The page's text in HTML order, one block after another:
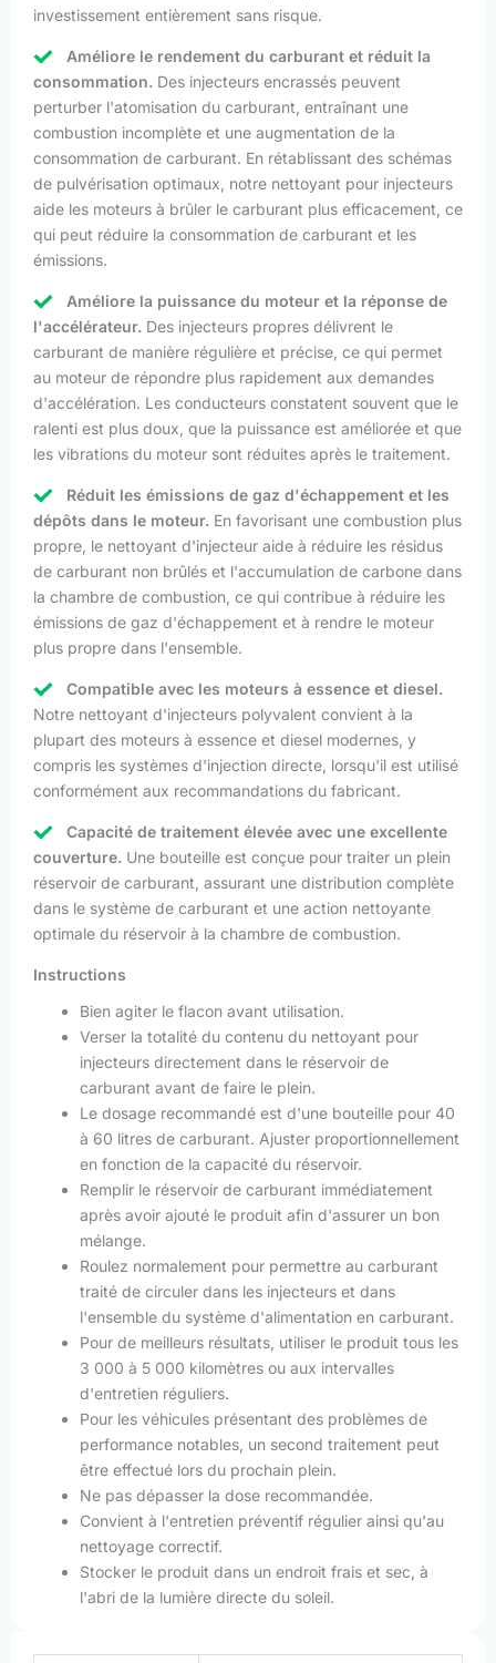
investissement entièrement sans risque.
Améliore le rendement du carburant et réduit la
consommation. Des injecteurs encrassés peuvent
perturber l'atomisation du carburant, entraînant une
combustion incomplète et une augmentation de la
consommation de carburant. En rétablissant des schémas
de pulvérisation optimaux, notre nettoyant pour injecteurs
aide les moteurs à brûler le carburant plus efficacement, ce
qui peut réduire la consommation de carburant et les
émissions.
Améliore la puissance du moteur et la réponse de
l'accélérateur. Des injecteurs propres délivrent le
carburant de manière régulière et précise, ce qui permet
au moteur de répondre plus rapidement aux demandes
d'accélération. Les conducteurs constatent souvent que le
ralenti est plus doux, que la puissance est améliorée et que
les vibrations du moteur sont réduites après le traitement.
Réduit les émissions de gaz d'échappement et les
dépôts dans le moteur. En favorisant une combustion plus
propre, le nettoyant d'injecteur aide à réduire les résidus
de carburant non brûlés et l'accumulation de carbone dans
la chambre de combustion, ce qui contribue à réduire les
émissions de gaz d'échappement et à rendre le moteur
plus propre dans l'ensemble.
Compatible avec les moteurs à essence et diesel.
Notre nettoyant d'injecteurs polyvalent convient à la
plupart des moteurs à essence et diesel modernes, y
compris les systèmes d'injection directe, lorsqu'il est utilisé
conformément aux recommandations du fabricant.
Capacité de traitement élevée avec une excellente
couverture. Une bouteille est conçue pour traiter un plein
réservoir de carburant, assurant une distribution complète
dans le système de carburant et une action nettoyante
optimale du réservoir à la chambre de combustion.
Instructions
Bien agiter le flacon avant utilisation.
Verser la totalité du contenu du nettoyant pour
injecteurs directement dans le réservoir de
carburant avant de faire le plein.
Le dosage recommandé est d'une bouteille pour 40
à 60 litres de carburant. Ajuster proportionnellement
en fonction de la capacité du réservoir.
Remplir le réservoir de carburant immédiatement
après avoir ajouté le produit afin d'assurer un bon
mélange.
Roulez normalement pour permettre au carburant
traité de circuler dans les injecteurs et dans
l'ensemble du système d'alimentation en carburant.
Pour de meilleurs résultats, utiliser le produit tous les
3 000 à 5 000 kilomètres ou aux intervalles
d'entretien réguliers.
Pour les véhicules présentant des problèmes de
performance notables, un second traitement peut
être effectué lors du prochain plein.
Ne pas dépasser la dose recommandée.
Convient à l'entretien préventif régulier ainsi qu'au
nettoyage correctif.
Stocker le produit dans un endroit frais et sec, à
l'abri de la lumière directe du soleil.